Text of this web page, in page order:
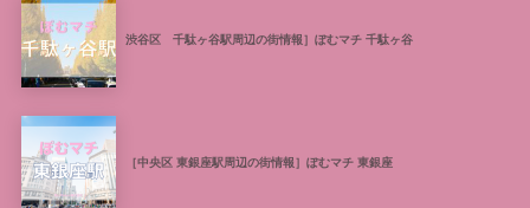
渋谷区 千駄ヶ谷駅周辺の街情報］ぽむマチ 千駄ヶ谷
［中央区 東銀座駅周辺の街情報］ぽむマチ 東銀座